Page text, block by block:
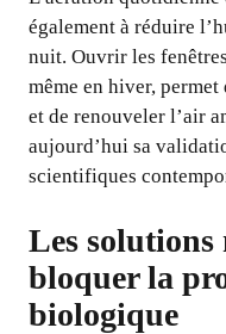
également à réduire
nuit. Ouvrir les
même en hiver,
et de renouveler l’air
aujourd’hui sa
scientifiques
Les
bloquer la
biologique